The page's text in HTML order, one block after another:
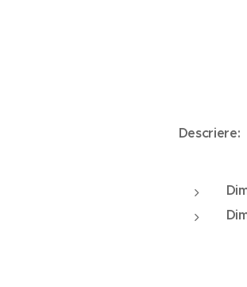
Descriere: